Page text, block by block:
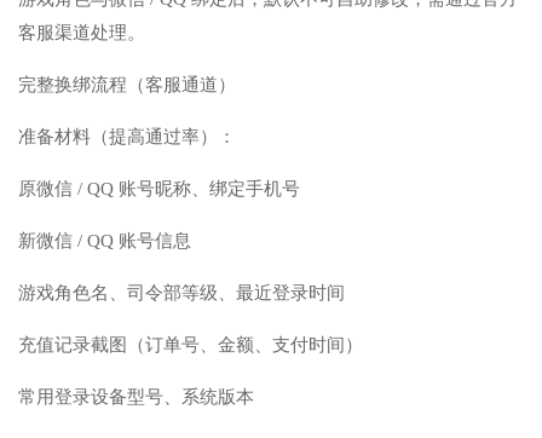
客服渠道处理。
完整换绑流程（客服通道）
准备材料（提高通过率）：
原微信 / QQ 账号昵称、绑定手机号
新微信 / QQ 账号信息
游戏角色名、司令部等级、最近登录时间
充值记录截图（订单号、金额、支付时间）
常用登录设备型号、系统版本